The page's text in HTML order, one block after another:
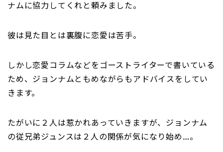
ナムに協力してくれと頼みました。
彼は見た目とは裏腹に恋愛は苦手。
しかし恋愛コラムなどをゴーストライターで書いている
ため、ジョンナムともめながらもアドバイスをしてい
きます。
たがいに２人は惹かれあっていきますが、ジョンナム
の従兄弟ジュンスは２人の関係が気になり始め…。